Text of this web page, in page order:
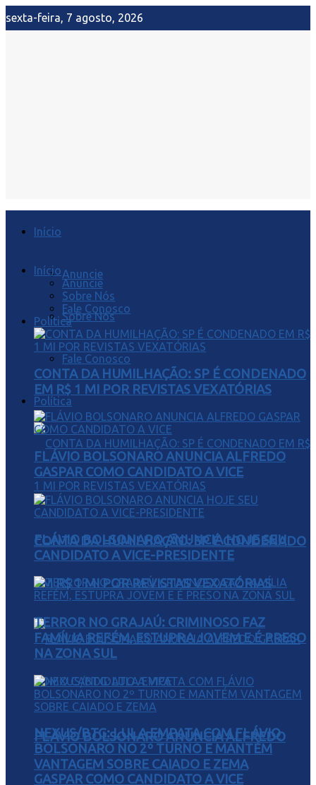
sexta-feira, 7 agosto, 2026
Início
Anuncie
Sobre Nós
Fale Conosco
Política
CONTA DA HUMILHAÇÃO: SP É CONDENADO
EM R$ 1 MI POR REVISTAS VEXATÓRIAS
FLÁVIO BOLSONARO ANUNCIA ALFREDO
GASPAR COMO CANDIDATO A VICE
Início
Anuncie
Sobre Nós
Fale Conosco
Política
CONTA DA HUMILHAÇÃO: SP É CONDENADO
EM R$ 1 MI POR REVISTAS VEXATÓRIAS
FLÁVIO BOLSONARO ANUNCIA ALFREDO
GASPAR COMO CANDIDATO A VICE
FLÁVIO BOLSONARO ANUNCIA HOJE SEU
CANDIDATO A VICE-PRESIDENTE
TERROR NO GRAJAÚ: CRIMINOSO FAZ
FAMÍLIA REFÉM, ESTUPRA JOVEM E É PRESO
NA ZONA SUL
NEXUS/BTG: LULA EMPATA COM FLÁVIO
BOLSONARO NO 2º TURNO E MANTÉM
VANTAGEM SOBRE CAIADO E ZEMA